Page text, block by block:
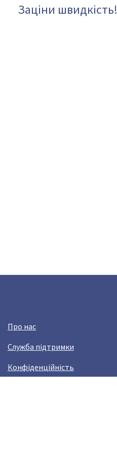
Заціни швидкість!
Про нас
Служба підтримки
Конфіденційність